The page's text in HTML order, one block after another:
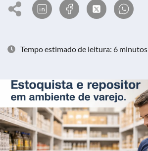
Tempo estimado de leitura: 6 minutos